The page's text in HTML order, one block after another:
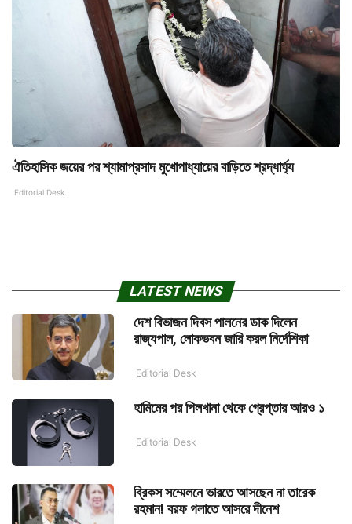
ঐতিহাসিক জয়ের পর শ্যামাপ্রসাদ মুখোপাধ্যায়ের বাড়িতে শ্রদ্ধার্ঘ্য
Editorial Desk
LATEST NEWS
দেশ বিভাজন দিবস পালনের ডাক দিলেন
রাজ্যপাল, লোকভবন জারি করল নির্দেশিকা
Editorial Desk
হামিমের পর পিলখানা থেকে গ্রেপ্তার আরও ১
Editorial Desk
ব্রিকস সম্মেলনে ভারতে আসছেন না তারেক
রহমান! বরফ গলাতে আসরে দীনেশ